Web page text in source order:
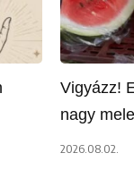
Vigyázz!
nagy
2026.08.02.